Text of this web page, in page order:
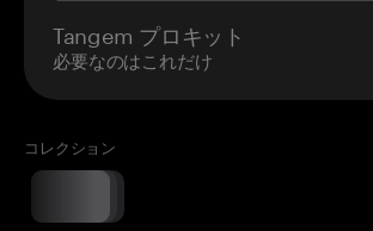
Tangem プロキット
必要なのはこれだけ
コレクション